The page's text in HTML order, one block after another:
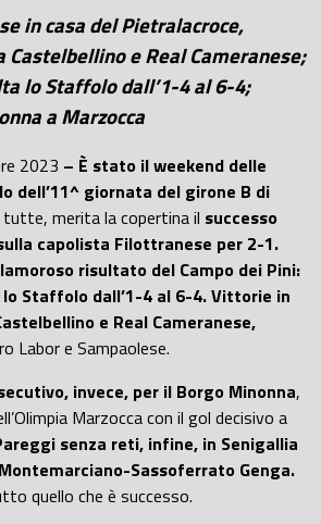
in casa del Pietralacroce,
e Real Cameranese;
lo Staffolo dall’1-4 al 6-4;
a Marzocca
2023 – È stato il weekend delle
dell’11^ giornata del girone B di
tutte, merita la copertina il successo
capolista Filottranese per 2-1.
risultato del Campo dei Pini:
Staffolo dall’1-4 al 6-4.Vittorie in
e Real Cameranese,
Labor e Sampaolese.
invece, per il Borgo Minonna,
Marzocca con il gol decisivo a
senza reti, infine, in Senigallia
Sassoferrato Genga.
quello che è successo.